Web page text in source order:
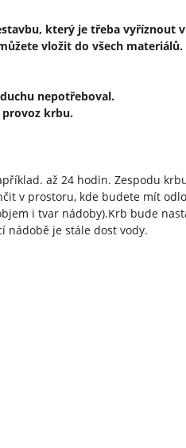
který je třeba vyříznout
vložit do všech materiálů.
nepotřeboval.
provoz krbu.
až 24 hodin. Zespodu
v prostoru, kde budete mít
i tvar nádoby).Krb bude
nádobě je stále dost vody.